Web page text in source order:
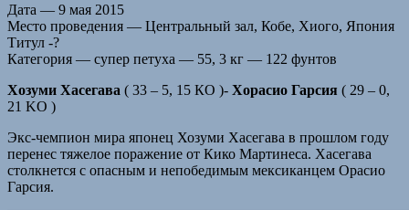
Дата — 9 мая 2015
Место проведения — Центральный зал, Кобе, Хиого, Япония
Титул -?
Категория — супер петуха — 55, 3 кг — 122 фунтов
Хозуми Хасегава ( 33 – 5, 15 КО )- Хорасио Гарсия ( 29 – 0,
21 KO )
Экс-чемпион мира японец Хозуми Хасегава в прошлом году
перенес тяжелое поражение от Кико Мартинеса. Хасегава
столкнется с опасным и непобедимым мексиканцем Орасио
Гарсия.